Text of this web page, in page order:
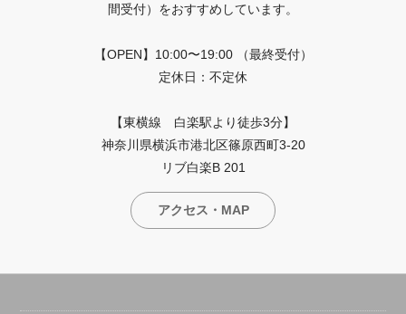
間受付）をおすすめしています。
【OPEN】10:00〜19:00 （最終受付）
定休日：不定休
【東横線 白楽駅より徒歩3分】
神奈川県横浜市港北区篠原西町3-20
リブ白楽B 201
アクセス・MAP